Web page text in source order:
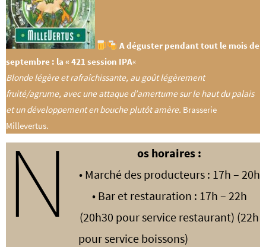
A déguster pendant tout le mois de
septembre : la « 421 session IPA«
Blonde légère et rafraîchissante, au goût légèrement
fruité/agrume, avec une attaque d’amertume sur le haut du palais
et un développement en bouche plutôt amère. Brasserie
Millevertus.
N
os horaires :
• Marché des producteurs : 17h – 20h
• Bar et restauration : 17h – 22h
(20h30 pour service restaurant) (22h
pour service boissons)